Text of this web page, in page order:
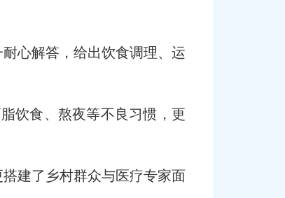
心解答，给出饮食调理、运
饮食、熬夜等不良习惯，更
建了乡村群众与医疗专家面